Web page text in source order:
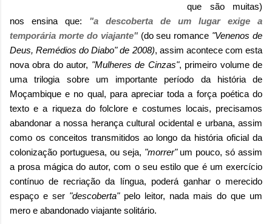
que são muitas)
nos ensina que: "a descoberta de um lugar exige a
temporária morte do viajante"(do seu romance "Venenos de
Deus, Remédios do Diabo" de 2008), assim acontece com esta
nova obra do autor, "Mulheres de Cinzas", primeiro volume de
uma trilogia sobre um importante período da história de
Moçambique e no qual, para apreciar toda a força poética do
texto e a riqueza do folclore e costumes locais, precisamos
abandonar a nossa herança cultural ocidental e urbana, assim
como os conceitos transmitidos ao longo da história oficial da
colonização portuguesa, ou seja, "morrer"um pouco, só assim
a prosa mágica do autor, com o seu estilo que é um exercício
contínuo de recriação da língua, poderá ganhar o merecido
espaço e ser "descoberta"pelo leitor, nada mais do que um
mero e abandonado viajante solitário.